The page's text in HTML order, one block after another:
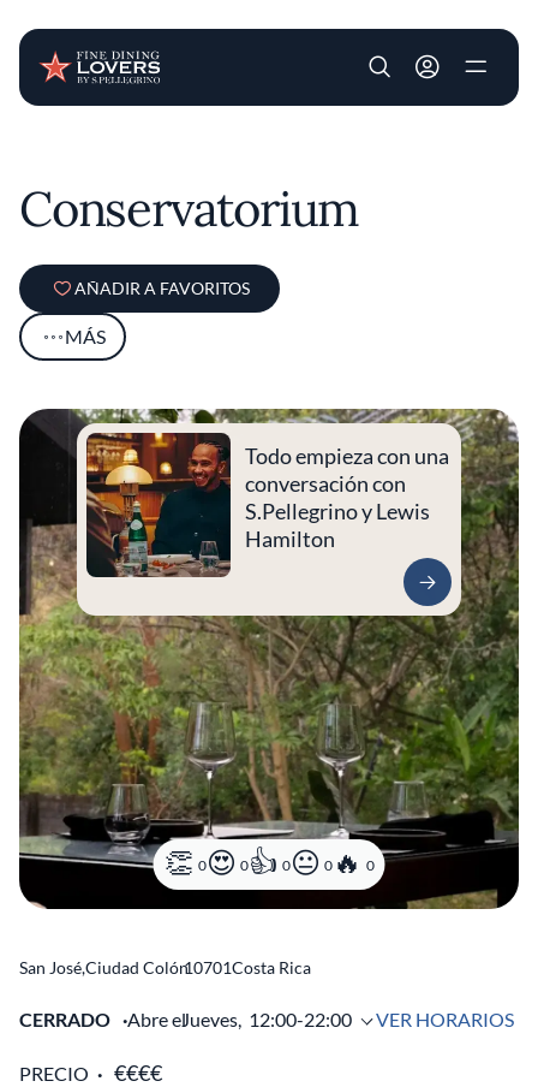
User account
Conservatorium
AÑADIR A FAVORITOS
MÁS
0 0 0 0 0
Todo empieza con una
conversación con
S.Pellegrino y Lewis
Hamilton
San José,Ciudad Colón10701Costa Rica
CERRADO Abre elJueves, 12:00-22:00 VER HORARIOS
PRECIO